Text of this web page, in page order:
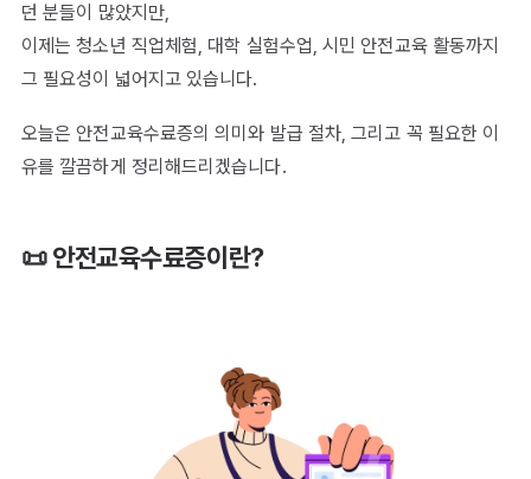
던 분들이 많았지만,
이제는 청소년 직업체험, 대학 실험수업, 시민 안전교육 활동까지
그 필요성이 넓어지고 있습니다.
오늘은 안전교육수료증의 의미와 발급 절차, 그리고 꼭 필요한 이
유를 깔끔하게 정리해드리겠습니다.
📜 안전교육수료증이란?